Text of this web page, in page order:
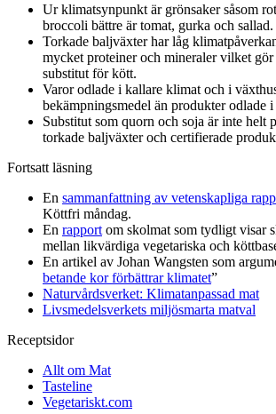
Ur klimatsynpunkt är grönsaker såsom
broccoli bättre är tomat, gurka och sallad.
Torkade baljväxter har låg
mycket proteiner och mineraler vilket
substitut för kött.
Varor odlade i kallare klimat och i
bekämpningsmedel än produkter odlade
Substitut som quorn och soja är inte helt
torkade baljväxter och certifierade
Fortsatt läsning
En sammanfattning av vetenskapliga
Köttfri måndag.
En rapport om skolmat som tydligt visar
mellan likvärdiga vegetariska och
En artikel av Johan Wangsten som
betande kor förbättrar klimatet”
Naturvårdsverket: Klimatanpassad mat
Livsmedelsverkets miljösmarta matval
Receptsidor
Allt om Mat
Tasteline
Vegetariskt.com